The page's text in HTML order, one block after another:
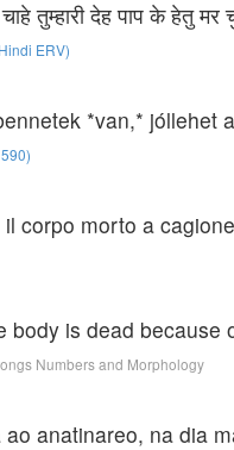
तुम्हारी देह पाप के हेतु
ERV)
*van,*
corpo morto a
body is dead
Numbers and Morphology
anatinareo, na dia